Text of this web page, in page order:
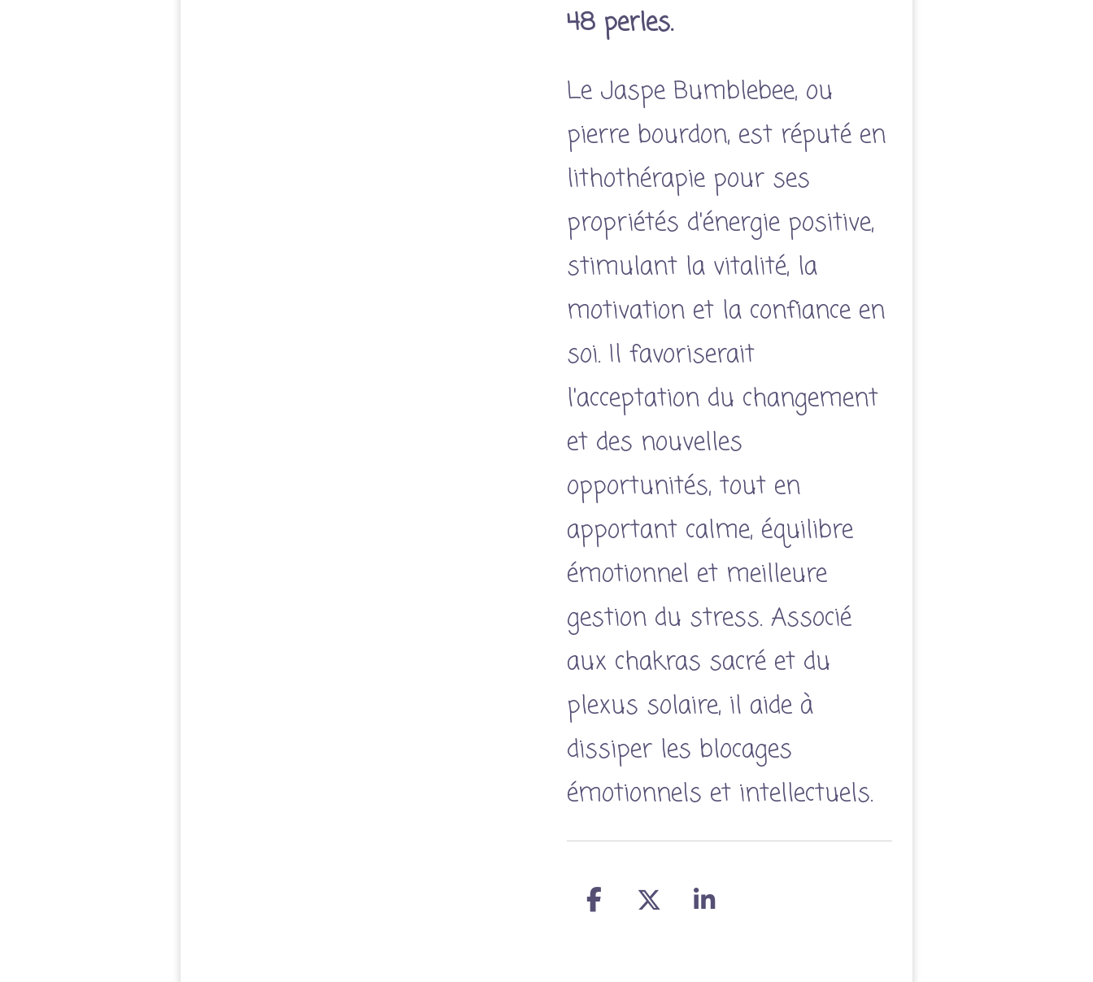
48 perles.
Le Jaspe Bumblebee, ou
pierre bourdon, est réputé en
lithothérapie pour ses
propriétés d'énergie positive,
stimulant la vitalité, la
motivation et la confiance en
soi. Il favoriserait
l'acceptation du changement
et des nouvelles
opportunités, tout en
apportant calme, équilibre
émotionnel et meilleure
gestion du stress. Associé
aux chakras sacré et du
plexus solaire, il aide à
dissiper les blocages
émotionnels et intellectuels.
P P P